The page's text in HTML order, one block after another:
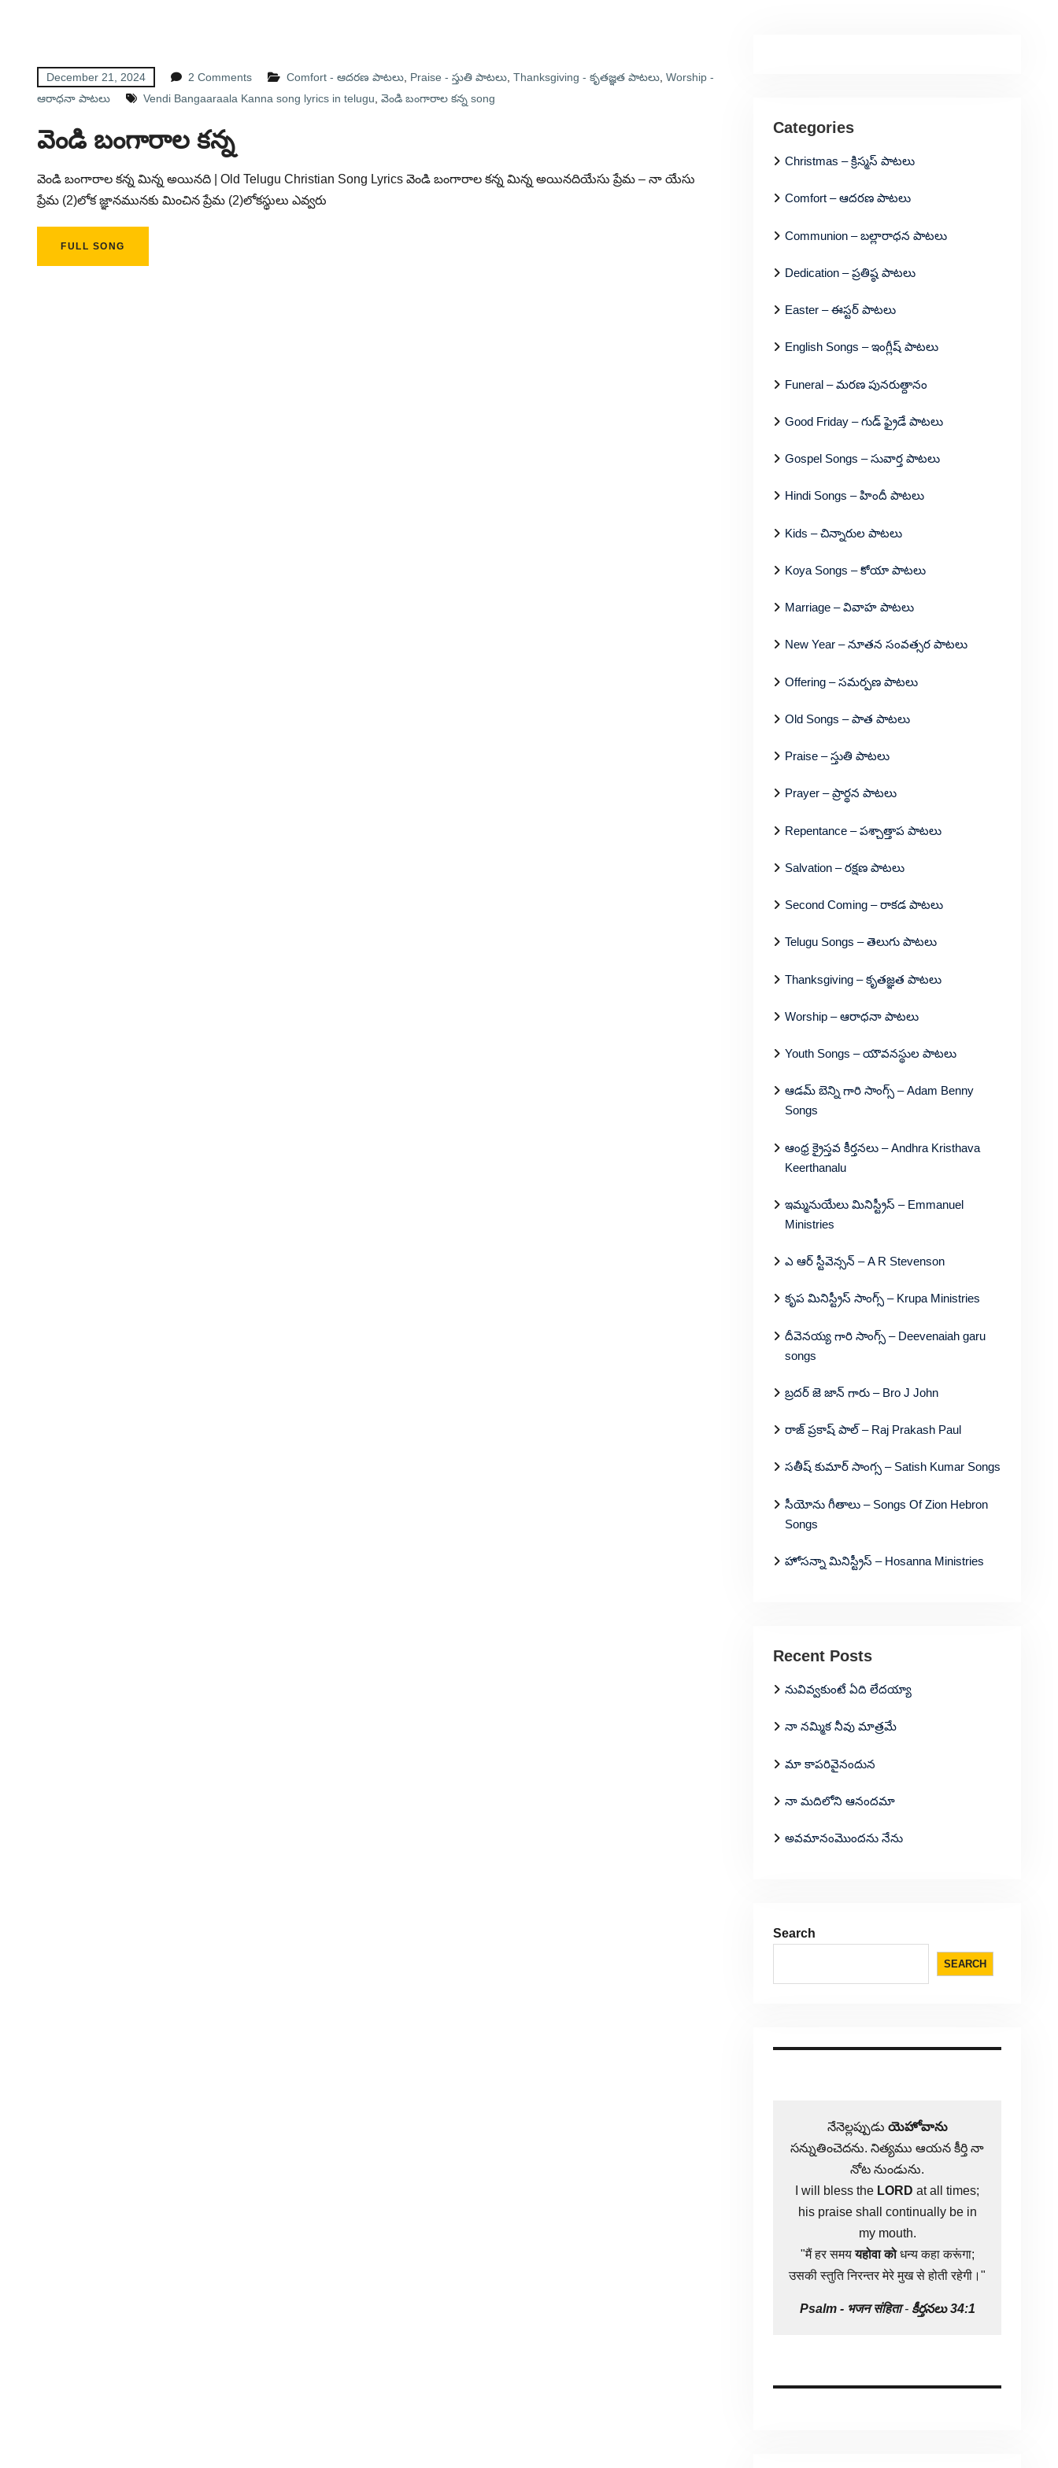
December 21, 2024 2 Comments Comfort - ఆదరణ పాటలు Praise - స్తుతి పాటలు Thanksgiving - కృతజ్ఞత పాటలు Worship -
ఆరాధనా పాటలు
Vendi Bangaaraala Kanna song lyrics in telugu వెండి బంగారాల కన్న song
వెండి బంగారాల కన్న
వెండి బంగారాల కన్న మిన్న అయినది | Old Telugu Christian Song Lyrics వెండి బంగారాల కన్న మిన్న అయినదియేసు ప్రేమ – నా యేసు
ప్రేమ (2)లోక జ్ఞానమునకు మించిన ప్రేమ (2)లోకస్థులు ఎవ్వరు
FULL SONG
Categories
Christmas – క్రిస్మస్ పాటలు
Comfort – ఆదరణ పాటలు
Communion – బల్లారాధన పాటలు
Dedication – ప్రతిష్ఠ పాటలు
Easter – ఈస్టర్ పాటలు
English Songs – ఇంగ్లీష్ పాటలు
Funeral – మరణ పునరుత్దానం
Good Friday – గుడ్ ఫ్రైడే పాటలు
Gospel Songs – సువార్త పాటలు
Hindi Songs – హిందీ పాటలు
Kids – చిన్నారుల పాటలు
Koya Songs – కోయా పాటలు
Marriage – వివాహ పాటలు
New Year – నూతన సంవత్సర పాటలు
Offering – సమర్పణ పాటలు
Old Songs – పాత పాటలు
Praise – స్తుతి పాటలు
Prayer – ప్రార్థన పాటలు
Repentance – పశ్చాత్తాప పాటలు
Salvation – రక్షణ పాటలు
Second Coming – రాకడ పాటలు
Telugu Songs – తెలుగు పాటలు
Thanksgiving – కృతజ్ఞత పాటలు
Worship – ఆరాధనా పాటలు
Youth Songs – యౌవనస్థుల పాటలు
ఆడమ్ బెన్ని గారి సాంగ్స్ – Adam Benny
Songs
ఆంధ్ర క్రైస్తవ కీర్తనలు – Andhra Kristhava
Keerthanalu
ఇమ్మనుయేలు మినిస్ట్రీస్ – Emmanuel
Ministries
ఎ ఆర్ స్టీవెన్సన్ – A R Stevenson
కృప మినిస్ట్రీస్ సాంగ్స్ – Krupa Ministries
దీవెనయ్య గారి సాంగ్స్ – Deevenaiah garu
songs
బ్రదర్ జె జాన్ గారు – Bro J John
రాజ్ ప్రకాష్ పాల్ – Raj Prakash Paul
సతీష్ కుమార్ సాంగ్స – Satish Kumar Songs
సీయోను గీతాలు – Songs Of Zion Hebron
Songs
హోసన్నా మినిస్ట్రీస్ – Hosanna Ministries
Recent Posts
నువివ్వకుంటే ఏది లేదయ్యా
నా నమ్మిక నీవు మాత్రమే
మా కాపరివైనందున
నా మదిలోని ఆనందమా
అవమానంమొందను నేను
Search
SEARCH
నేనెల్లప్పుడు యెహోవాను
సన్నుతించెదను. నిత్యము ఆయన కీర్తి నా
నోట నుండును.
I will bless the LORD at all times;
his praise shall continually be in
my mouth.
"मैं हर समययहोवा कोधन्य कहा करूंगा;
उसकी स्तुति निरन्तर मेरे मुख से होती रहेगी।"
Psalm - भजन संहिता- కీర్తనలు 34:1